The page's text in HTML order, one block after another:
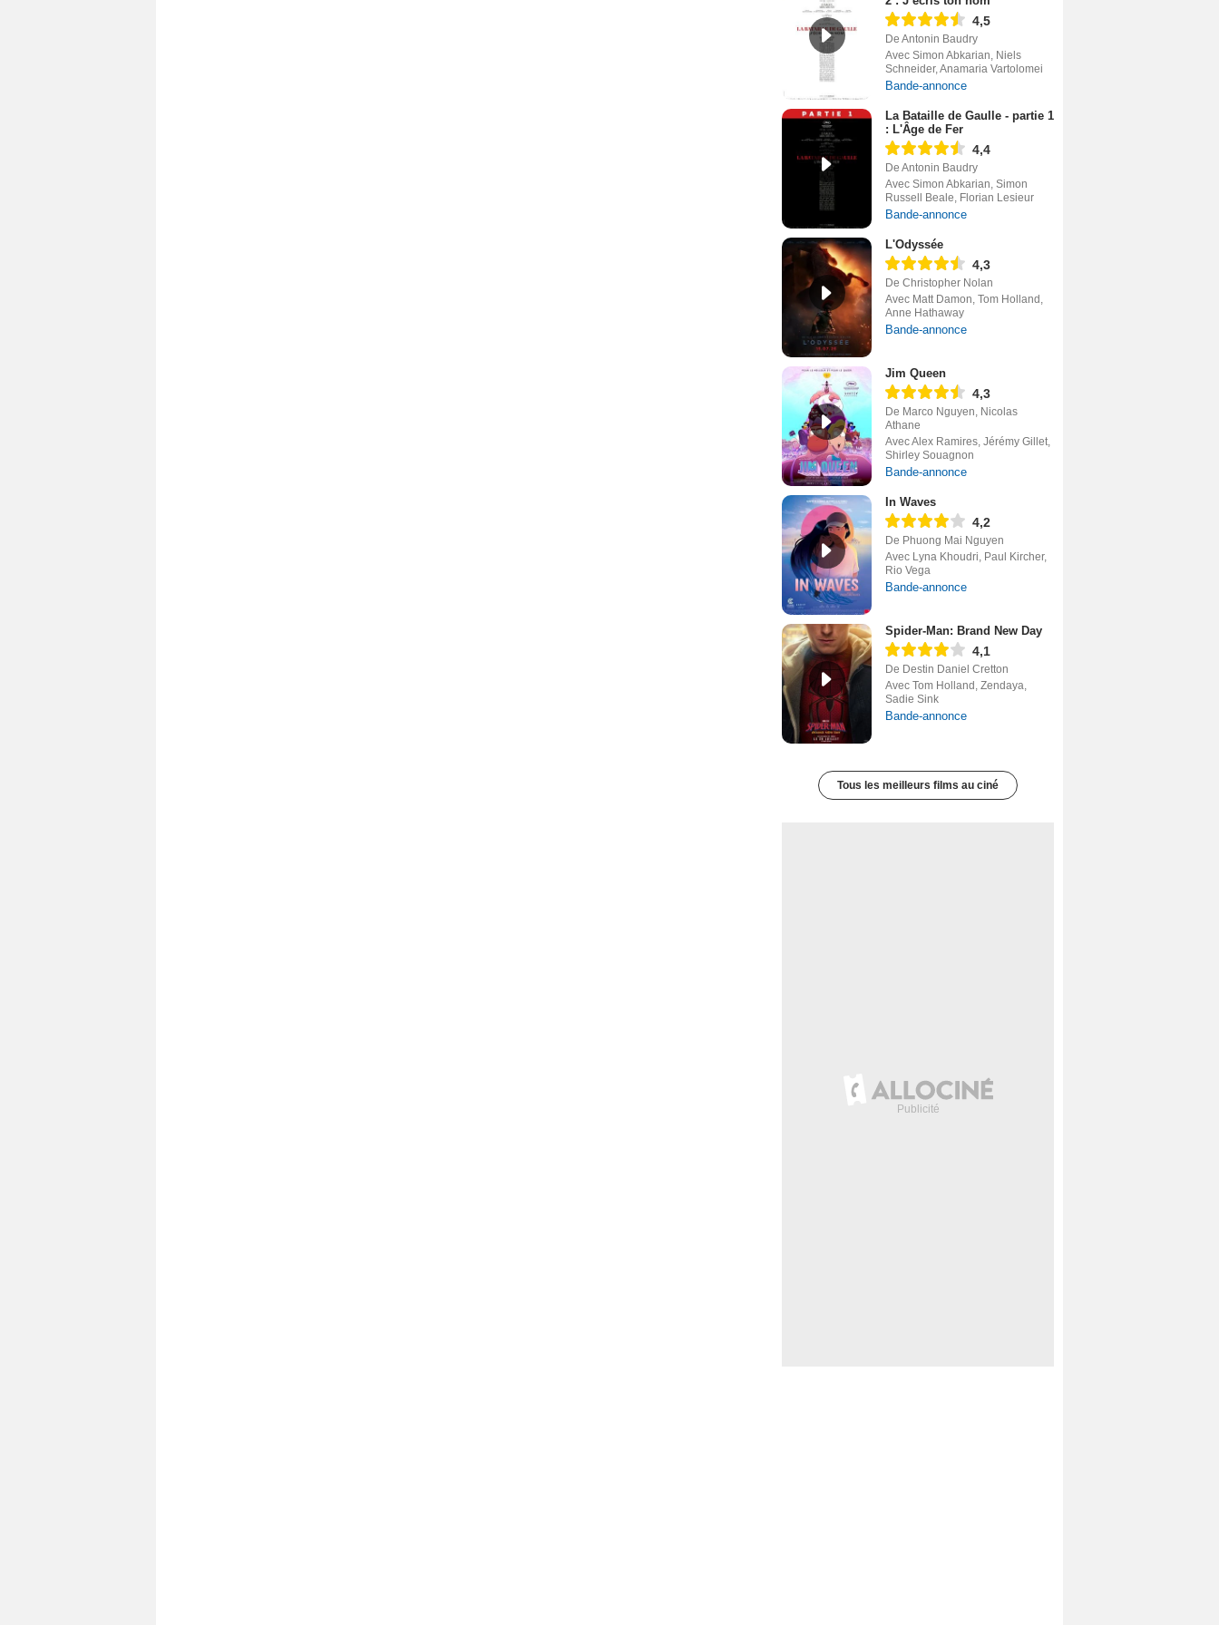
4,5
De Antonin Baudry
Avec Simon Abkarian, Niels
Schneider, Anamaria Vartolomei
Bande-annonce
La Bataille de Gaulle - partie 1
: L'Âge de Fer
4,4
De Antonin Baudry
Avec Simon Abkarian, Simon
Russell Beale, Florian Lesieur
Bande-annonce
L'Odyssée
4,3
De Christopher Nolan
Avec Matt Damon, Tom Holland,
Anne Hathaway
Bande-annonce
Jim Queen
4,3
De Marco Nguyen, Nicolas
Athane
Avec Alex Ramires, Jérémy Gillet,
Shirley Souagnon
Bande-annonce
In Waves
4,2
De Phuong Mai Nguyen
Avec Lyna Khoudri, Paul Kircher,
Rio Vega
Bande-annonce
Spider-Man: Brand New Day
4,1
De Destin Daniel Cretton
Avec Tom Holland, Zendaya,
Sadie Sink
Bande-annonce
Tous les meilleurs films au ciné